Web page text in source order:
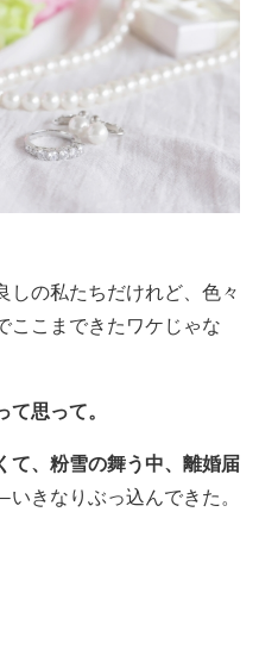
しの私たちだけれど、色々
ここまできたワケじゃな
思って。
て、粉雪の舞う中、離婚届
いきなりぶっ込んできた。